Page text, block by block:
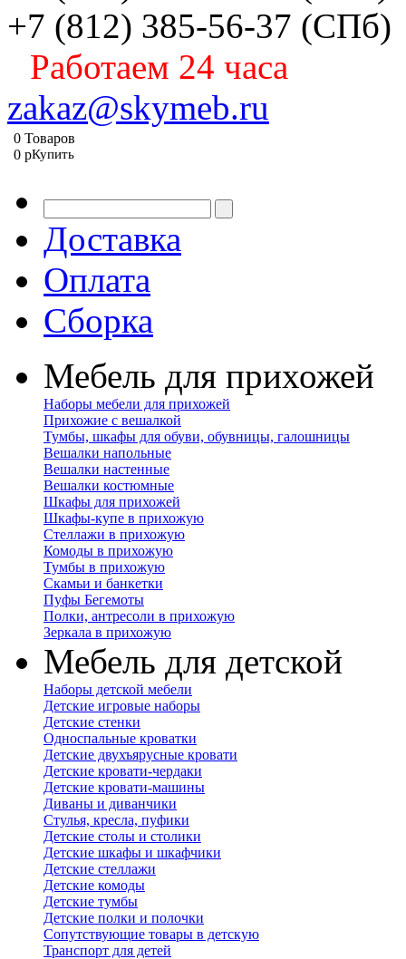
+7 (812) 385-56-37 (СПб)
Работаем 24 часа
zakaz@skymeb.ru
0 Товаров
0 pКупить
Доставка
Оплата
Сборка
Мебель для прихожей
Наборы мебели для прихожей
Прихожие с вешалкой
Тумбы, шкафы для обуви, обувницы, галошницы
Вешалки напольные
Вешалки настенные
Вешалки костюмные
Шкафы для прихожей
Шкафы-купе в прихожую
Стеллажи в прихожую
Комоды в прихожую
Тумбы в прихожую
Скамьи и банкетки
Пуфы Бегемоты
Полки, антресоли в прихожую
Зеркала в прихожую
Мебель для детской
Наборы детской мебели
Детские игровые наборы
Детские стенки
Односпальные кроватки
Детские двухъярусные кровати
Детские кровати-чердаки
Детские кровати-машины
Диваны и диванчики
Стулья, кресла, пуфики
Детские столы и столики
Детские шкафы и шкафчики
Детские стеллажи
Детские комоды
Детские тумбы
Детские полки и полочки
Сопутствующие товары в детскую
Транспорт для детей